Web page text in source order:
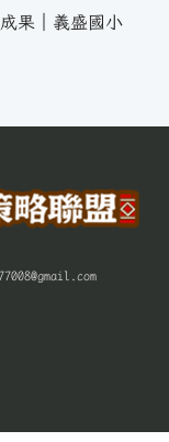
果｜義盛國小